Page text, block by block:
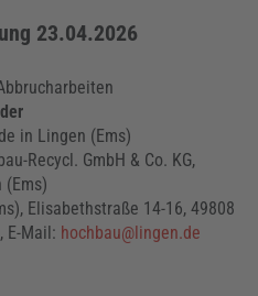
23.04.2026
in Lingen (Ems)
Recycl. GmbH & Co. KG,
(Ems)
Elisabethstraße 14-16, 49808
E-Mail: hochbau@lingen.de